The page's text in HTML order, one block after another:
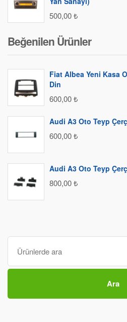
500,00₺
Beğenilen Ürünler
Fiat Albea Yeni Kasa
Din
600,00₺
Audi A3 Oto Teyp
600,00₺
Audi A3 Oto Teyp
800,00₺
Ara
Ara